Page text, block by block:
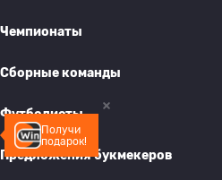
Получи
подарок!
Чемпионаты
Сборные команды
Футболисты
Предложения букмекеров